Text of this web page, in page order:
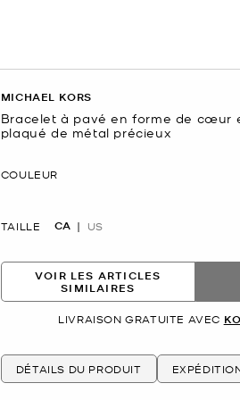
MICHAEL KORS
Bracelet à pavé en forme de cœur
plaqué de métal précieux
COULEUR
TAILLE CA US
VOIR LES ARTICLES
SIMILAIRES
LIVRAISON GRATUITE AVEC
DÉTAILS DU PRODUIT